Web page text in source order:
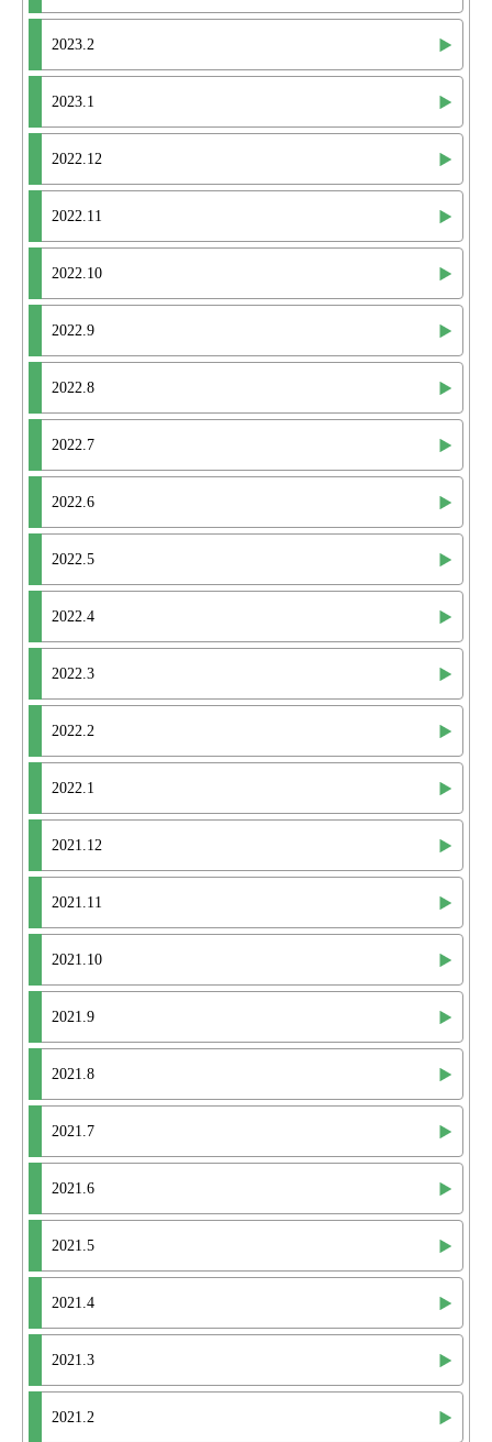
2023.2
2023.1
2022.12
2022.11
2022.10
2022.9
2022.8
2022.7
2022.6
2022.5
2022.4
2022.3
2022.2
2022.1
2021.12
2021.11
2021.10
2021.9
2021.8
2021.7
2021.6
2021.5
2021.4
2021.3
2021.2